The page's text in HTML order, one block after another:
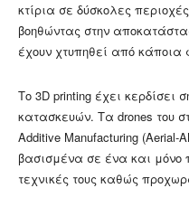
κτίρια σε δύσκολες
βοηθώντας στην
έχουν χτυπηθεί από κάποια
Το 3D printing έχει κερδίσει
κατασκευών. Τα drones του
Additive Manufacturing (Aerial-
βασισμένα σε ένα και μόνο
τεχνικές τους καθώς